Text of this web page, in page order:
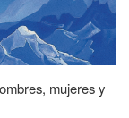
mujeres y